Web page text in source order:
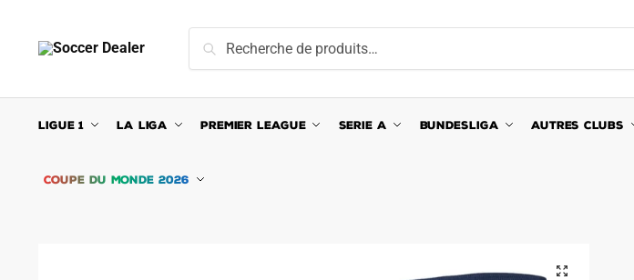
navigation
content
pour :
Recherche
LIGUE 1 LA LIGA PREMIER LEAGUE SERIE A BUNDESLIGA AUTRES CLUBS
COUPE DU MONDE 2026
🔍